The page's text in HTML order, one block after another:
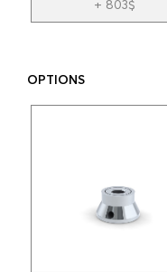
+ 803$
OPTIONS